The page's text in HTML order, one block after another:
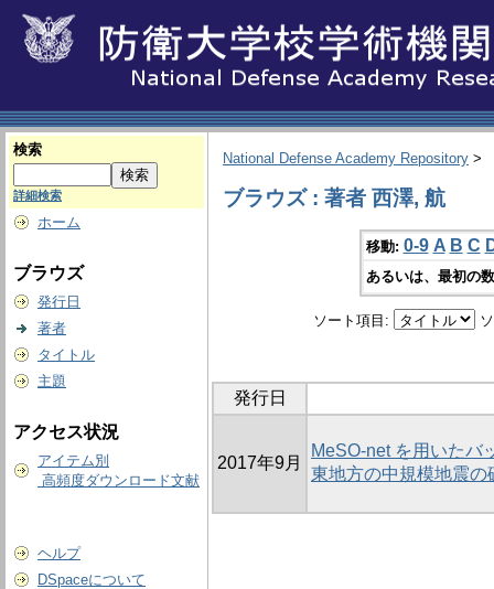
検索
詳細検索
ホーム
ブラウズ
発行日
著者
タイトル
主題
アクセス状況
アイテム別
高頻度ダウンロード文献
ヘルプ
DSpaceについて
National Defense Academy Repository >
ブラウズ : 著者 西澤, 航
移動: 0-9 A B C
あるいは、最初の
ソート項目:
発行日
2017年9月
MeSO-net を用いたバ
東地方の中規模地震の